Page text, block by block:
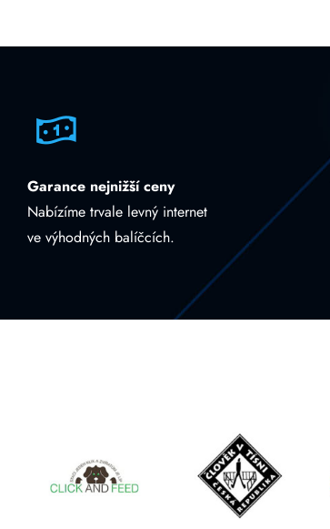
Garance nejnižší ceny
Nabízíme trvale levný internet
ve výhodných balíčcích.